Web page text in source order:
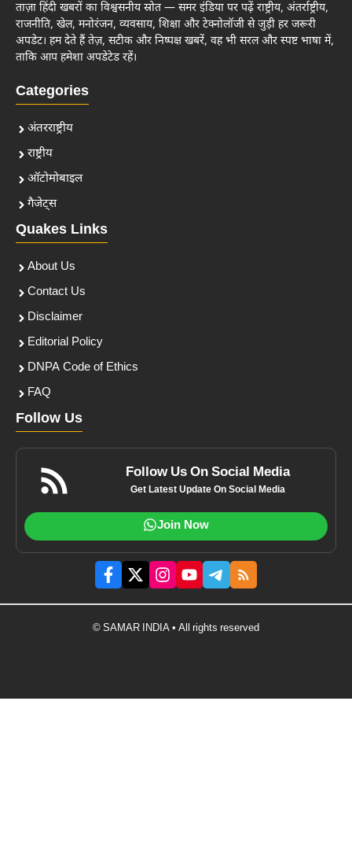
ताज़ा हिंदी खबरों का विश्वसनीय स्रोत — समर इंडिया पर पढ़ें राष्ट्रीय, अंतर्राष्ट्रीय,
राजनीति, खेल, मनोरंजन, व्यवसाय, शिक्षा और टेक्नोलॉजी से जुड़ी हर जरूरी
अपडेट। हम देते हैं तेज़, सटीक और निष्पक्ष खबरें, वह भी सरल और स्पष्ट भाषा में,
ताकि आप हमेशा अपडेटेड रहें।
Categories
अंतरराष्ट्रीय
राष्ट्रीय
ऑटोमोबाइल
गैजेट्स
Quakes Links
About Us
Contact Us
Disclaimer
Editorial Policy
DNPA Code of Ethics
FAQ
Follow Us
Follow Us On Social Media
Get Latest Update On Social Media
Join Now
© SAMAR INDIA • All rights reserved